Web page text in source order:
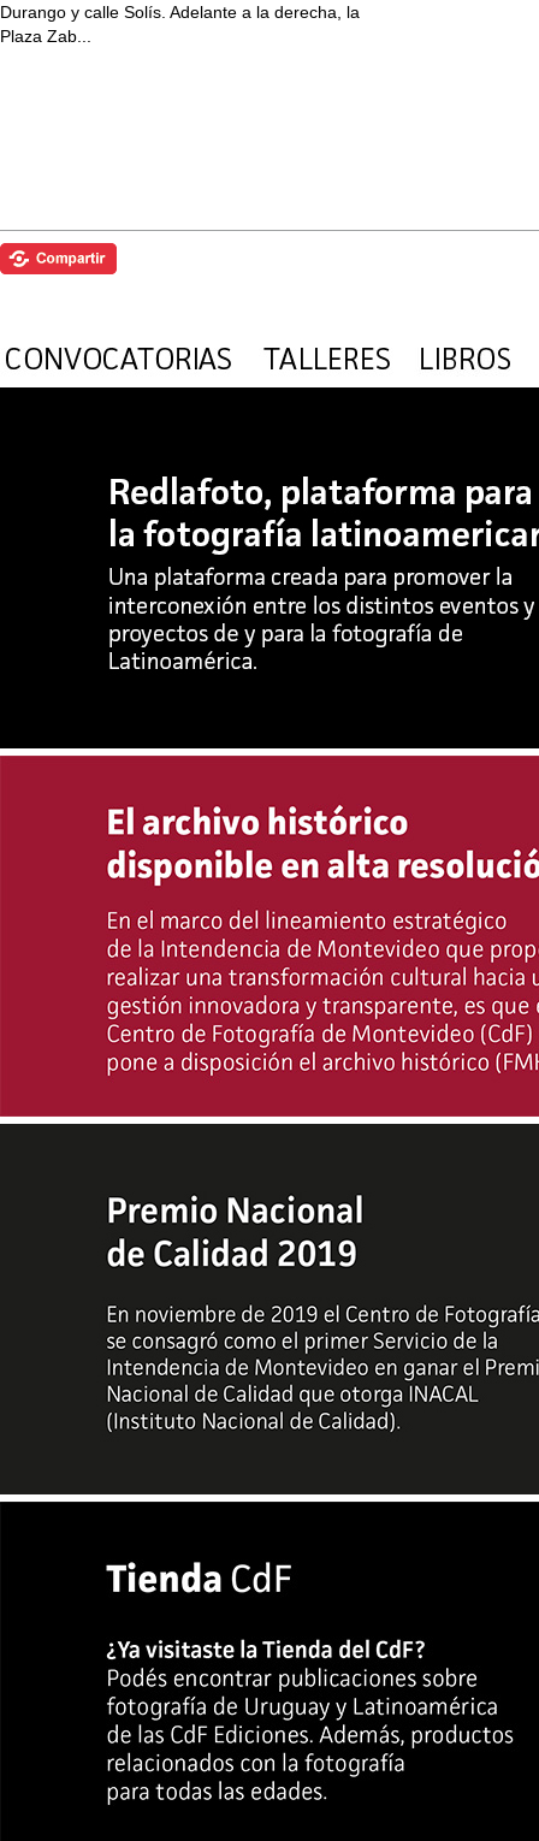
Durango y calle Solís. Adelante a la derecha, la
Plaza Zab...